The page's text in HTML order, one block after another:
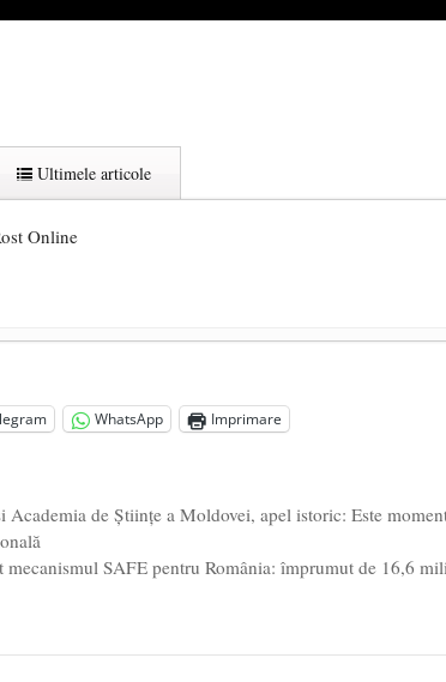
Ultimele articole
Online
despre președintele Ucrainei,
Națiunea - 21 aprilie 2026
efecte. Bustul poetului Octavian Goga,
WhatsApp Imprimare
Academia de Științe a Moldovei, apel istoric: Este
mecanismul SAFE pentru România: împrumut de 16,6